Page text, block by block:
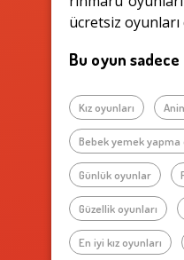
ücretsiz oyunları
Bu oyun
Kız oyunları
Bebek yemek yapma
Günlük oyunlar
Güzellik oyunları
En iyi kız oyunları